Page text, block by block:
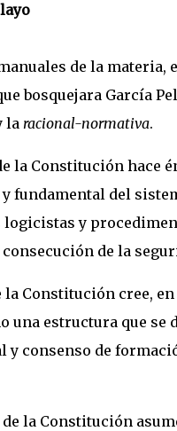
de la
bosquejara García
la racional-normativa.
la Constitución hace
fundamental del
y
de la
la Constitución cree,
una estructura que
consenso de
de la Constitución